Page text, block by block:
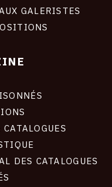
GALERISTES
DES CATALOGUES